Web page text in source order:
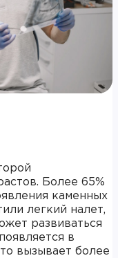
Более 65%
каменных
легкий налет,
развиваться
в
вызывает более